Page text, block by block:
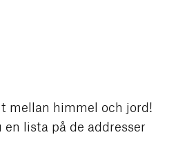
mellan himmel och jord!
en lista på de addresser